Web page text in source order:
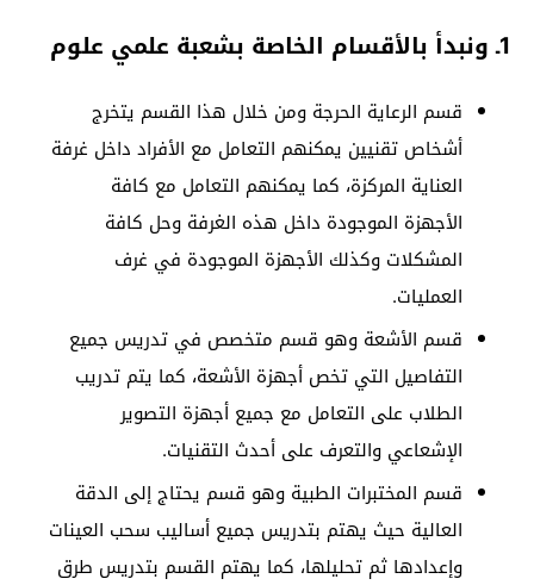
1ـ ونبدأ بالأقسام الخاصة بشعبة علمي علوم
قسم الرعاية الحرجة ومن خلال هذا القسم يتخرج
أشخاص تقنيين يمكنهم التعامل مع الأفراد داخل غرفة
العناية المركزة، كما يمكنهم التعامل مع كافة
الأجهزة الموجودة داخل هذه الغرفة وحل كافة
المشكلات وكذلك الأجهزة الموجودة في غرف
العمليات.
قسم الأشعة وهو قسم متخصص في تدريس جميع
التفاصيل التي تخص أجهزة الأشعة، كما يتم تدريب
الطلاب على التعامل مع جميع أجهزة التصوير
الإشعاعي والتعرف على أحدث التقنيات.
قسم المختبرات الطبية وهو قسم يحتاج إلى الدقة
العالية حيث يهتم بتدريس جميع أساليب سحب العينات
وإعدادها ثم تحليلها، كما يهتم القسم بتدريس طرق